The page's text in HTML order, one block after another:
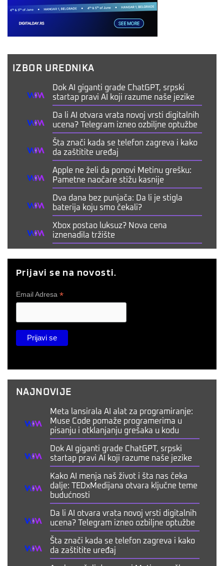
IZBOR UREDNIKA
Dok AI giganti grade ChatGPT, srpski
startap pravi AI koji razume naše jezike
Da li AI otvara vrata novoj vrsti digitalnih
ucena? Telegram izneo ozbiljne optužbe
Šta znači kada se telefon zagreva i kako
da zaštitite uređaj
Apple ne želi da ponovi Metinu grešku:
Pametne naočare stižu kasnije
Dva dana bez punjača: Da li je stigla
baterija koju smo čekali?
Xbox postao luksuz? Nova cena
iznenadila tržište
Prijavi se na novosti.
Email Adresa *
NAJNOVIJE
Meta lansirala AI alat za programiranje:
Muse Code pomaže programerima u
pisanju i otklanjanju grešaka u kodu
Dok AI giganti grade ChatGPT, srpski
startap pravi AI koji razume naše jezike
Kako AI menja naš život i šta nas čeka
dalje: TEDxMedijana otvara ključne teme
budućnosti
Da li AI otvara vrata novoj vrsti digitalnih
ucena? Telegram izneo ozbiljne optužbe
Šta znači kada se telefon zagreva i kako
da zaštitite uređaj